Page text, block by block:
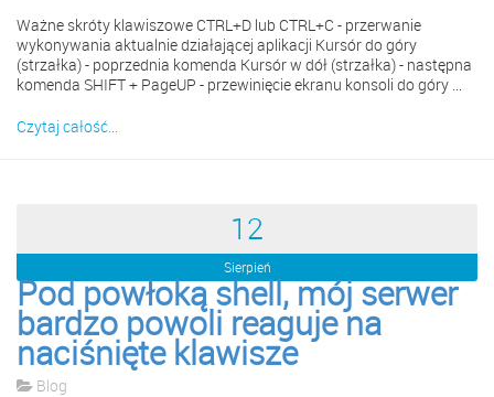
Ważne skróty klawiszowe CTRL+D lub CTRL+C - przerwanie
wykonywania aktualnie działającej aplikacji Kursór do góry
(strzałka) - poprzednia komenda Kursór w dół (strzałka) - następna
komenda SHIFT + PageUP - przewinięcie ekranu konsoli do góry ...
Czytaj całość...
12
Sierpień
Pod powłoką shell, mój serwer
bardzo powoli reaguje na
naciśnięte klawisze
Blog